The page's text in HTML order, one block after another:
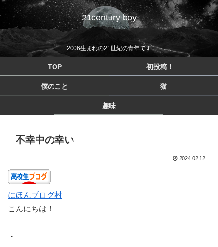
21century boy
2006生まれの21世紀の青年です
TOP 初投稿！
僕のこと 猫
趣味
不幸中の幸い
2024.02.12
にほんブログ村
こんにちは！
・